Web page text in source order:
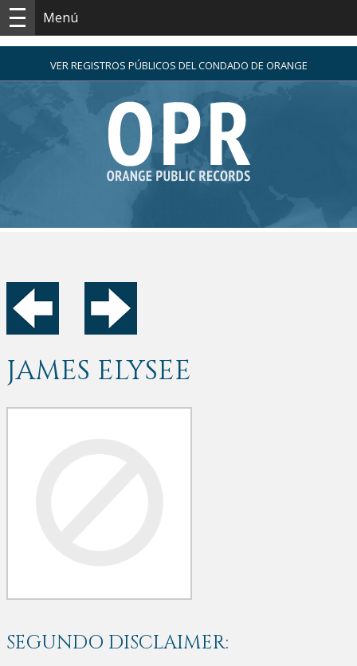
Menú
VER REGISTROS PÚBLICOS DEL CONDADO DE ORANGE
JAMES ELYSEE
SEGUNDO DISCLAIMER: